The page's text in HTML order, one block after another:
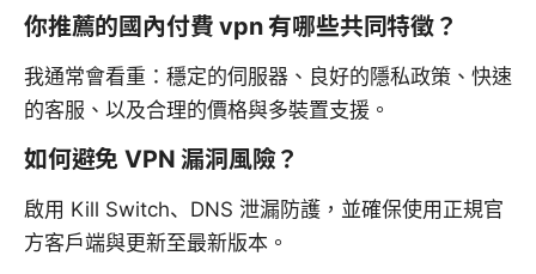
你推薦的國內付費 vpn 有哪些共同特徵？
我通常會看重：穩定的伺服器、良好的隱私政策、快速
的客服、以及合理的價格與多裝置支援。
如何避免 VPN 漏洞風險？
啟用 Kill Switch、DNS 泄漏防護，並確保使用正規官
方客戶端與更新至最新版本。